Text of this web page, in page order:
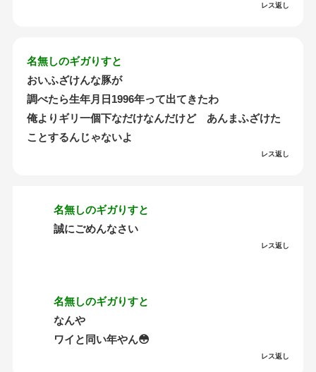
レス返し
名無しのギガりすと
おいふざけんな豚が
調べたら生年月日1996年って出てきたわ
俺よりギリ一個下なだけなんだけど あんまふざけた
ことするんじゃないよ
レス返し
名無しのギガりすと
誠にごめんなさい
レス返し
名無しのギガりすと
なんや
ワイと同い年やん😳
レス返し